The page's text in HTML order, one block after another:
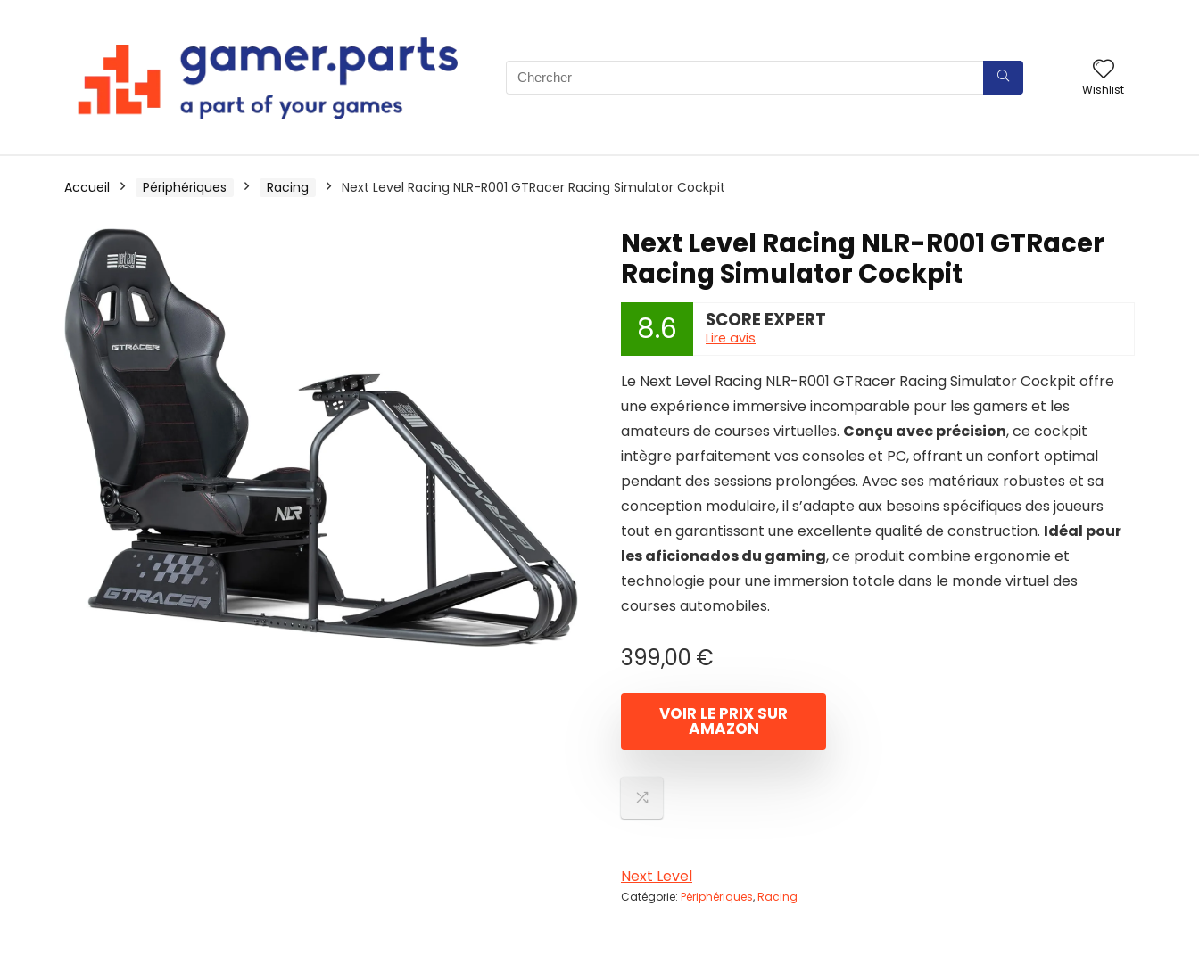
Search
for:
Wishlist
Accueil Périphériques Racing Next Level Racing NLR-R001 GTRacer Racing Simulator Cockpit
Next Level Racing NLR-R001 GTRacer
Racing Simulator Cockpit
8.6 SCORE EXPERT
Lire avis
Le Next Level Racing NLR-R001 GTRacer Racing Simulator Cockpit offre
une expérience immersive incomparable pour les gamers et les
amateurs de courses virtuelles. Conçu avec précision, ce cockpit
intègre parfaitement vos consoles et PC, offrant un confort optimal
pendant des sessions prolongées. Avec ses matériaux robustes et sa
conception modulaire, il s’adapte aux besoins spécifiques des joueurs
tout en garantissant une excellente qualité de construction. Idéal pour
les aficionados du gaming, ce produit combine ergonomie et
technologie pour une immersion totale dans le monde virtuel des
courses automobiles.
399,00 €
VOIR LE PRIX SUR
AMAZON
Next Level
Catégorie: Périphériques,Racing